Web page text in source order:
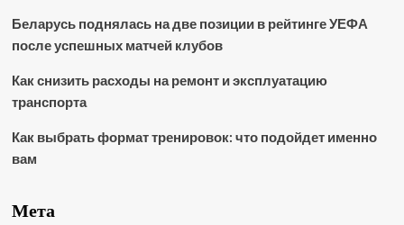
Беларусь поднялась на две позиции в рейтинге УЕФА
после успешных матчей клубов
Как снизить расходы на ремонт и эксплуатацию
транспорта
Как выбрать формат тренировок: что подойдет именно
вам
Мета